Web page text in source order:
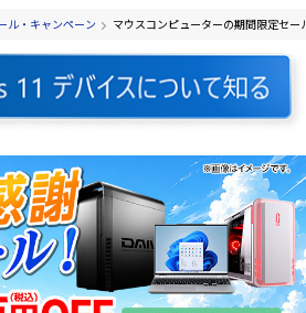
11|Copilot+ PC
ゲーミングPC・ゲーム向けパソコン
クリエイティブ向け
学習向けパソコン
スペック/パーツ別
AIおすすめパソコン
期間限定セール
アウトレットパソコン
おすすめ目玉パソコン
今イチオシのパソコンをピ
Windows 11|Copilot+ PC
ル・キャンペーン マウスコンピューターの期間限定セー